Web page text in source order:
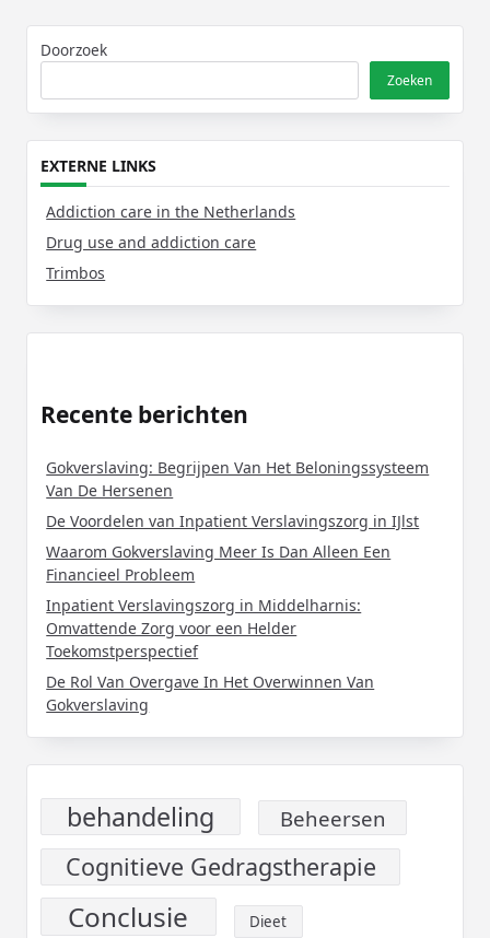
Doorzoek
Zoeken
EXTERNE LINKS
Addiction care in the Netherlands
Drug use and addiction care
Trimbos
Recente berichten
Gokverslaving: Begrijpen Van Het Beloningssysteem
Van De Hersenen
De Voordelen van Inpatient Verslavingszorg in IJlst
Waarom Gokverslaving Meer Is Dan Alleen Een
Financieel Probleem
Inpatient Verslavingszorg in Middelharnis:
Omvattende Zorg voor een Helder
Toekomstperspectief
De Rol Van Overgave In Het Overwinnen Van
Gokverslaving
behandeling Beheersen
Cognitieve Gedragstherapie
Conclusie Dieet